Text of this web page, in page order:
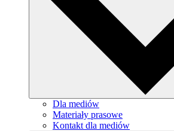
Dla mediów
Materiały prasowe
Kontakt dla mediów